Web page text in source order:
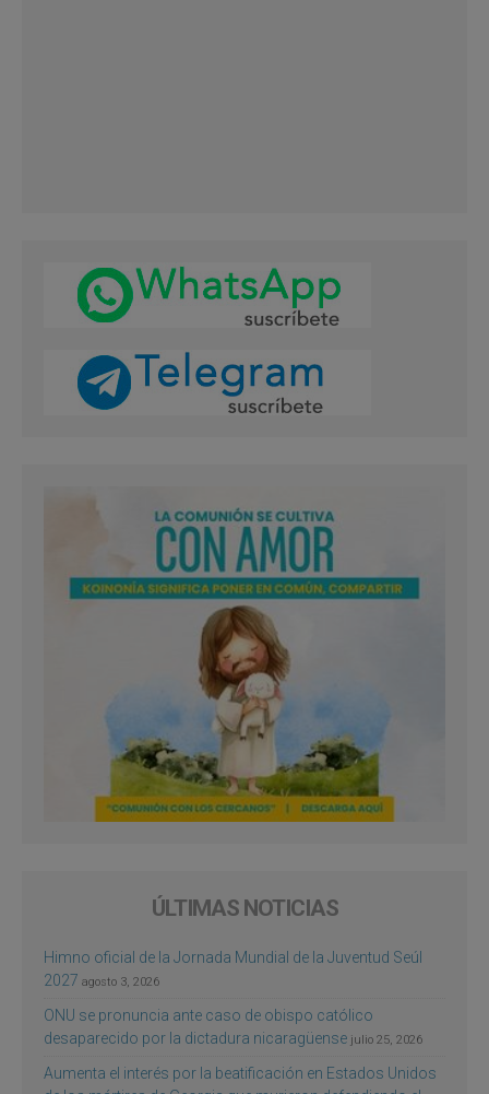
ÚLTIMAS NOTICIAS
Himno oficial de la Jornada Mundial de la Juventud Seúl
2027 agosto 3, 2026
ONU se pronuncia ante caso de obispo católico
desaparecido por la dictadura nicaragüense julio 25, 2026
Aumenta el interés por la beatificación en Estados Unidos